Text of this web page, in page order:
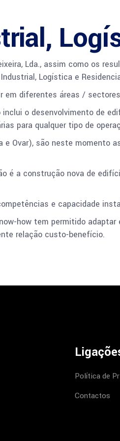
Lda., assim como os
Logística e
em diferentes áreas /
o desenvolvimento de
para qualquer tipo de
Ovar), são neste momento
é a construção nova de
e capacidade
how tem permitido
relação custo-benefício.
Política de
Contactos